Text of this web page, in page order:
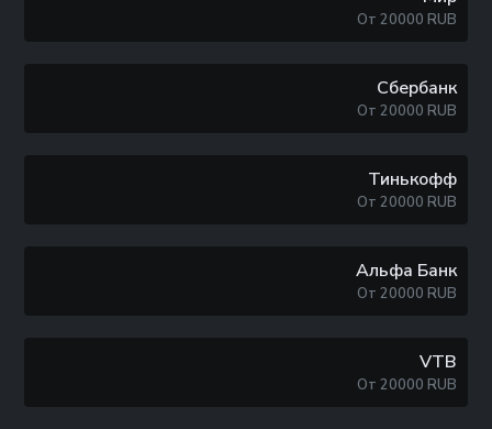
От 20000 RUB
Сбербанк
От 20000 RUB
Тинькофф
От 20000 RUB
Альфа Банк
От 20000 RUB
VTB
От 20000 RUB